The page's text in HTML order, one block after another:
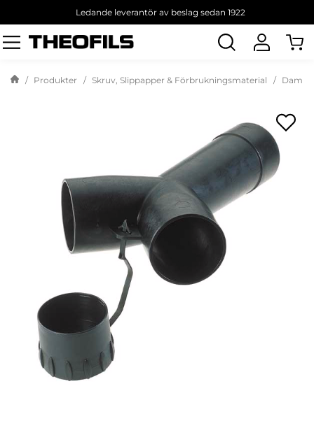
Ledande leverantör av beslag sedan 1922
Sök
produkt
Produkter Skruv, Slippapper & Förbrukningsmaterial